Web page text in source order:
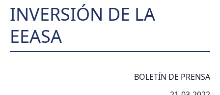
INVERSIÓN DE LA
EEASA
BOLETÍN DE PRENSA